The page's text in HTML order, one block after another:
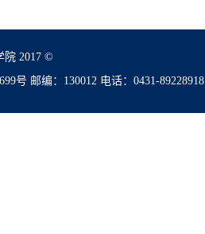
院 2017 ©
号 邮编：130012 电话：0431-89228918